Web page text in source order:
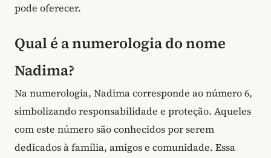
pode oferecer.
Qual é a numerologia do nome
Nadima?
Na numerologia, Nadima corresponde ao número 6,
simbolizando responsabilidade e proteção. Aqueles
com este número são conhecidos por serem
dedicados à família, amigos e comunidade. Essa